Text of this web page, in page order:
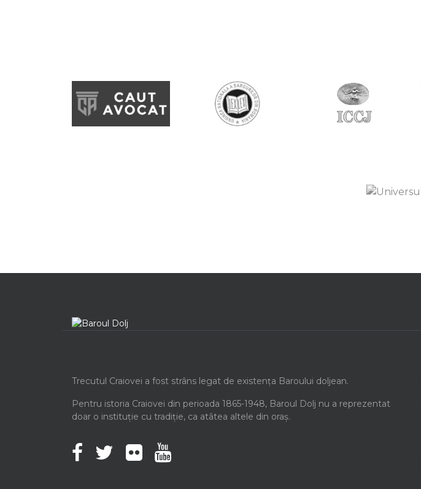
Trecutul Craiovei a fost strâns legat de existența Baroului doljean.
Pentru istoria Craiovei din perioada 1865-1948, Baroul Dolj nu a reprezentat
doar o instituție cu tradiție, ca atâtea altele din oraș.